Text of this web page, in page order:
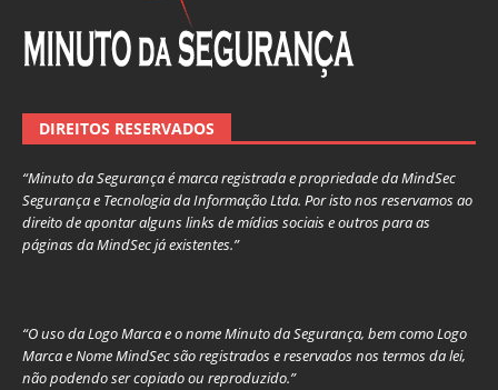
DIREITOS RESERVADOS
“Minuto da Segurança é marca registrada e propriedade da MindSec
Segurança e Tecnologia da Informação Ltda. Por isto nos reservamos ao
direito de apontar alguns links de mídias sociais e outros para as
páginas da MindSec já existentes.”
“O uso da Logo Marca e o nome Minuto da Segurança, bem como Logo
Marca e Nome MindSec são registrados e reservados nos termos da lei,
não podendo ser copiado ou reproduzido.”